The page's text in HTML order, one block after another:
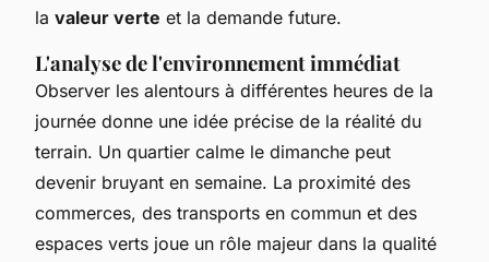
la valeur verte et la demande future.
L'analyse de l'environnement immédiat
Observer les alentours à différentes heures de la
journée donne une idée précise de la réalité du
terrain. Un quartier calme le dimanche peut
devenir bruyant en semaine. La proximité des
commerces, des transports en commun et des
espaces verts joue un rôle majeur dans la qualité